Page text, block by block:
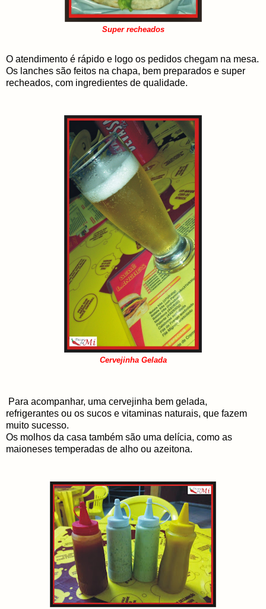
Super recheados
O atendimento é rápido e logo os pedidos chegam na mesa.
Os lanches são feitos na chapa, bem preparados e super
recheados, com ingredientes de qualidade.
Cervejinha Gelada
Para acompanhar, uma cervejinha bem gelada,
refrigerantes ou os sucos e vitaminas naturais, que fazem
muito sucesso.
Os molhos da casa também são uma delícia, como as
maioneses temperadas de alho ou azeitona.